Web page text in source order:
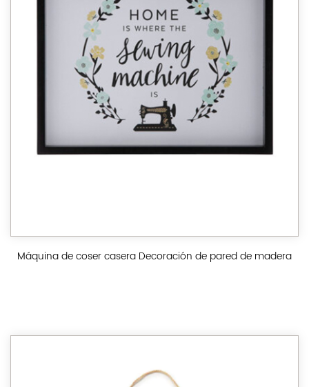
Máquina de coser casera Decoración de pared de madera